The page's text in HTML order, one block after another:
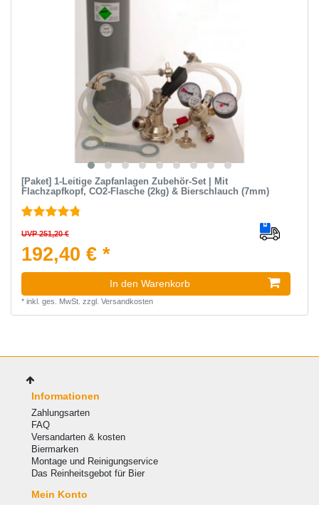
[Paket] 1-Leitige Zapfanlagen Zubehör-Set | Mit
Flachzapfkopf, CO2-Flasche (2kg) & Bierschlauch (7mm)
UVP 251,20 €
192,40 € *
In den Warenkorb
* inkl. ges. MwSt. zzgl. Versandkosten
Informationen
Zahlungsarten
FAQ
Versandarten & kosten
Biermarken
Montage und Reinigungservice
Das Reinheitsgebot für Bier
Mein Konto